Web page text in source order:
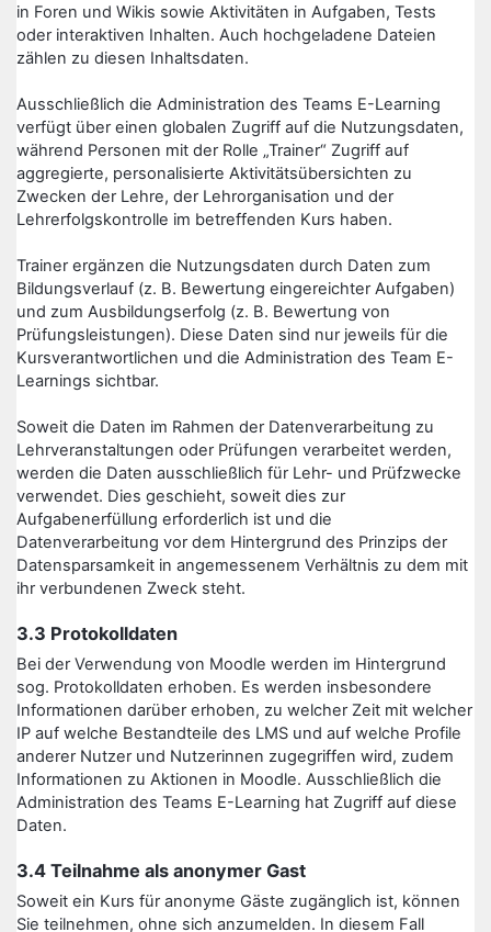
in Foren und Wikis sowie Aktivitäten in Aufgaben, Tests
oder interaktiven Inhalten. Auch hochgeladene Dateien
zählen zu diesen Inhaltsdaten.
Ausschließlich die Administration des Teams E-Learning
verfügt über einen globalen Zugriff auf die Nutzungsdaten,
während Personen mit der Rolle „Trainer“ Zugriff auf
aggregierte, personalisierte Aktivitätsübersichten zu
Zwecken der Lehre, der Lehrorganisation und der
Lehrerfolgskontrolle im betreffenden Kurs haben.
Trainer ergänzen die Nutzungsdaten durch Daten zum
Bildungsverlauf (z. B. Bewertung eingereichter Aufgaben)
und zum Ausbildungserfolg (z. B. Bewertung von
Prüfungsleistungen). Diese Daten sind nur jeweils für die
Kursverantwortlichen und die Administration des Team E-
Learnings sichtbar.
Soweit die Daten im Rahmen der Datenverarbeitung zu
Lehrveranstaltungen oder Prüfungen verarbeitet werden,
werden die Daten ausschließlich für Lehr- und Prüfzwecke
verwendet. Dies geschieht, soweit dies zur
Aufgabenerfüllung erforderlich ist und die
Datenverarbeitung vor dem Hintergrund des Prinzips der
Datensparsamkeit in angemessenem Verhältnis zu dem mit
ihr verbundenen Zweck steht.
3.3 Protokolldaten
Bei der Verwendung von Moodle werden im Hintergrund
sog. Protokolldaten erhoben. Es werden insbesondere
Informationen darüber erhoben, zu welcher Zeit mit welcher
IP auf welche Bestandteile des LMS und auf welche Profile
anderer Nutzer und Nutzerinnen zugegriffen wird, zudem
Informationen zu Aktionen in Moodle. Ausschließlich die
Administration des Teams E-Learning hat Zugriff auf diese
Daten.
3.4 Teilnahme als anonymer Gast
Soweit ein Kurs für anonyme Gäste zugänglich ist, können
Sie teilnehmen, ohne sich anzumelden. In diesem Fall